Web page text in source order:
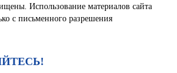
Использование материалов сайта
с письменного разрешения